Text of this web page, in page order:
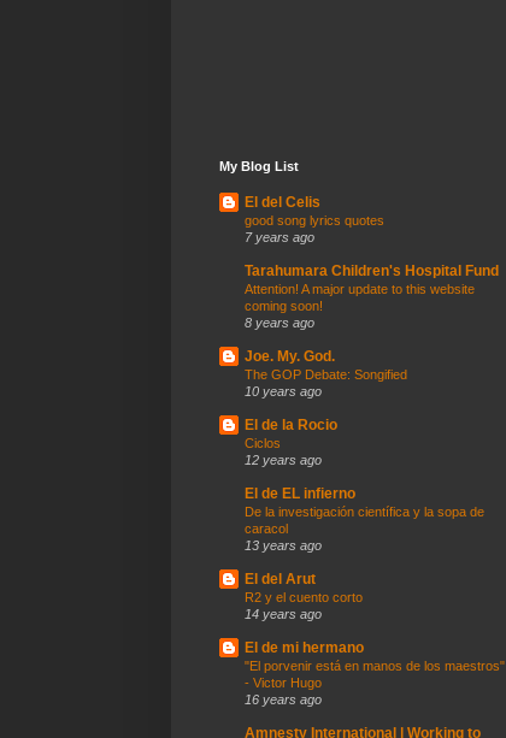
My Blog List
El del Celis
good song lyrics quotes
7 years ago
Tarahumara Children's Hospital Fund
Attention! A major update to this website
coming soon!
8 years ago
Joe. My. God.
The GOP Debate: Songified
10 years ago
El de la Rocio
Ciclos
12 years ago
El de EL infierno
De la investigación científica y la sopa de
caracol
13 years ago
El del Arut
R2 y el cuento corto
14 years ago
El de mi hermano
"El porvenir está en manos de los maestros"
- Victor Hugo
16 years ago
Amnesty International | Working to